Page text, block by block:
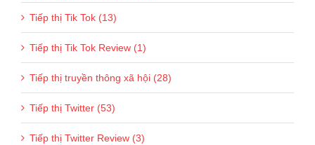
Tiếp thị Tik Tok (13)
Tiếp thị Tik Tok Review (1)
Tiếp thị truyền thông xã hội (28)
Tiếp thị Twitter (53)
Tiếp thị Twitter Review (3)